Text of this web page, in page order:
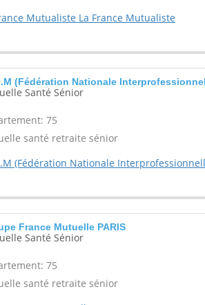
Mutualiste La France Mutualiste
(Fédération Nationale
Santé Sénior
75
santé retraite sénior
(Fédération Nationale
France Mutuelle PARIS
Santé Sénior
75
santé retraite sénior